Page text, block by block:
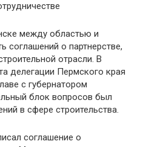
между областью и
соглашений о партнерстве,
отрасли. В
делегации Пермского края
с губернатором
блок вопросов был
в сфере строительства.